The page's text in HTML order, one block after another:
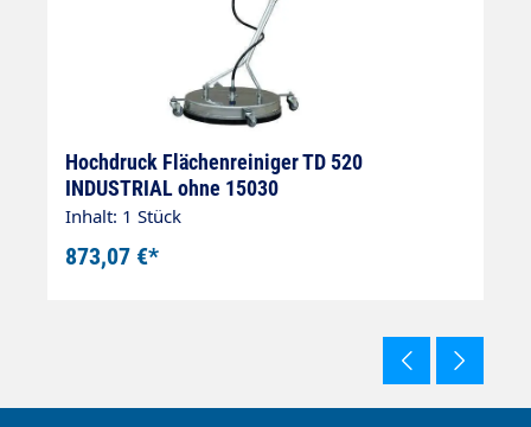
Hochdruck Flächenreiniger TD 520
INDUSTRIAL ohne 15030
Inhalt: 1 Stück
873,07 €*